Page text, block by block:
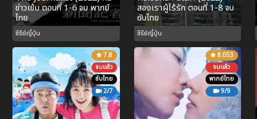
ข่าวเข้ม ตอนที่ 1-6 จบ พากย์
ไทย
ซีรีย์ญี่ปุ่น
สองเราผู้ไร้รัก ตอนที่ 1-8 จบ
ซับไทย
ซีรีย์ญี่ปุ่น
7.8
จบแล้ว
ซับไทย
2/7
8.053
จบแล้ว
พากย์ไทย
9/9